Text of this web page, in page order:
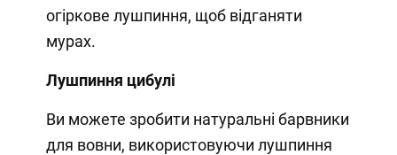
огіркове лушпиння, щоб відганяти
мурах.
Лушпиння цибулі
Ви можете зробити натуральні барвники
для вовни, використовуючи лушпиння